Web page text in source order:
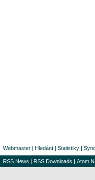
Webmaster | Hledání | Statistiky |
RSS News | RSS Downloads | Atom